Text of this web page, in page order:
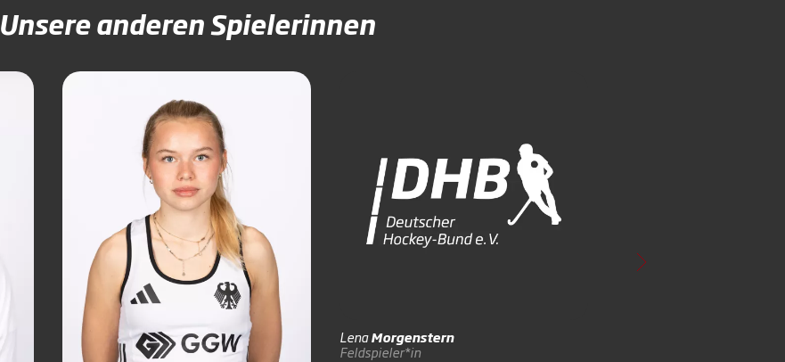
Unsere anderen Spielerinnen
LenaMorgenstern
Feldspieler*in